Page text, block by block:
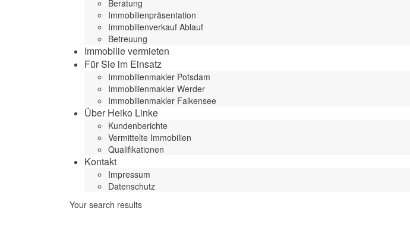
Beratung
Immobilienpräsentation
Immobilienverkauf Ablauf
Betreuung
Immobilie vermieten
Für Sie im Einsatz
Immobilienmakler Potsdam
Immobilienmakler Werder
Immobilienmakler Falkensee
Über Heiko Linke
Kundenberichte
Vermittelte Immobilien
Qualifikationen
Kontakt
Impressum
Datenschutz
Your search results